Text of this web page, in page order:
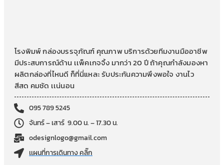
โรงพิมพ์ กล่องบรรจุภัณฑ์ คุณภาพ บริการด้วยทีมงานมืออาชีพ
มีประสบการณ์ด้าน เเพ็คเกจจิ้ง มากว่า 20 ปี ถ้าคุณกำลังมองหา
ผลิตกล่องที่ไหนดี ก็ที่นี่แหละ รับประกันความพึงพอใจ งานไว
สีสด คมชัด เเน่นอน
095 789 5245
จันทร์ – เสาร์ 9.00 น. – 17.30 น.
odesignlogo@gmail.com
เเผนที่การเดินทาง คลิ๊ก